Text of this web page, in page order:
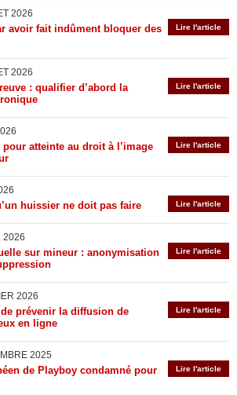
2026
Lire l'article
avoir fait indûment bloquer des
2026
Lire l'article
: qualifier d’abord la
Lire l'article
atteinte au droit à l’image
Lire l'article
huissier ne doit pas faire
2026
Lire l'article
sur mineur : anonymisation
2026
Lire l'article
prévenir la diffusion de
en ligne
2025
Lire l'article
de Playboy condamné pour